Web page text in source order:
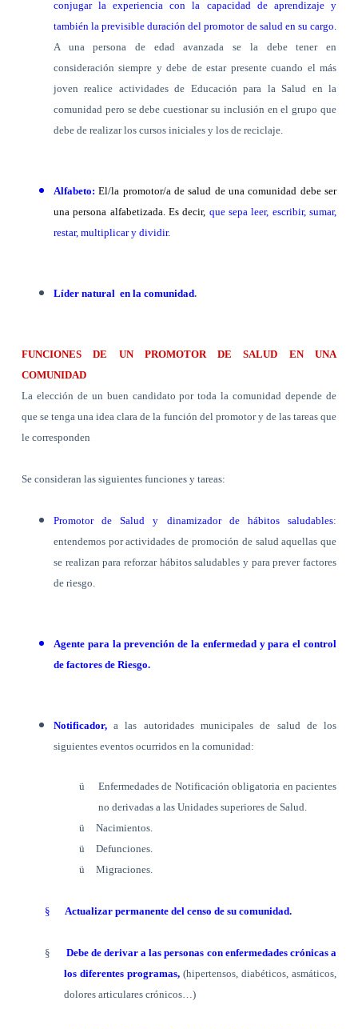
conjugar la experiencia con la capacidad de aprendizaje y
también la previsible duración del promotor de salud en su cargo.
A una persona de edad avanzada se la debe tener en
consideración siempre y debe de estar presente cuando el más
joven realice actividades de Educación para la Salud en la
comunidad pero se debe cuestionar su inclusión en el grupo que
debe de realizar los cursos iniciales y los de reciclaje.
Alfabeto: El/la promotor/a de salud de una comunidad debe ser
una persona alfabetizada. Es decir, que sepa leer, escribir, sumar,
restar, multiplicar y dividir.
Líder natural en la comunidad.
FUNCIONES DE UN PROMOTOR DE SALUD EN UNA
COMUNIDAD
La elección de un buen candidato por toda la comunidad depende de
que se tenga una idea clara de la función del promotor y de las tareas que
le corresponden
Se consideran las siguientes funciones y tareas:
Promotor de Salud y dinamizador de hábitos saludables:
entendemos por actividades de promoción de salud aquellas que
se realizan para reforzar hábitos saludables y para prever factores
de riesgo.
Agente para la prevención de la enfermedad y para el control
de factores de Riesgo.
Notificador,a las autoridades municipales de salud de los
siguientes eventos ocurridos en la comunidad:
ü
Enfermedades de Notificación obligatoria en pacientes
no derivadas a las Unidades superiores de Salud.
ü
Nacimientos.
ü
Defunciones.
ü
Migraciones.
§ Actualizar permanente del censo de su comunidad.
§
Debe de derivar a las personas con enfermedades crónicas a
los diferentes programas,(hipertensos, diabéticos, asmáticos,
dolores articulares crónicos…)